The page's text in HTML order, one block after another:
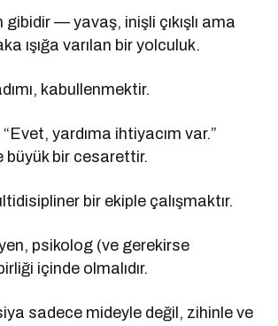
— yavaş, inişli çıkışlı ama
ışığa varılan bir yolculuk.
kabullenmektir.
yardıma ihtiyacım var.”
büyük bir cesarettir.
bir ekiple çalışmaktır.
psikolog (ve gerekirse
içinde olmalıdır.
sadece mideyle değil, zihinle ve